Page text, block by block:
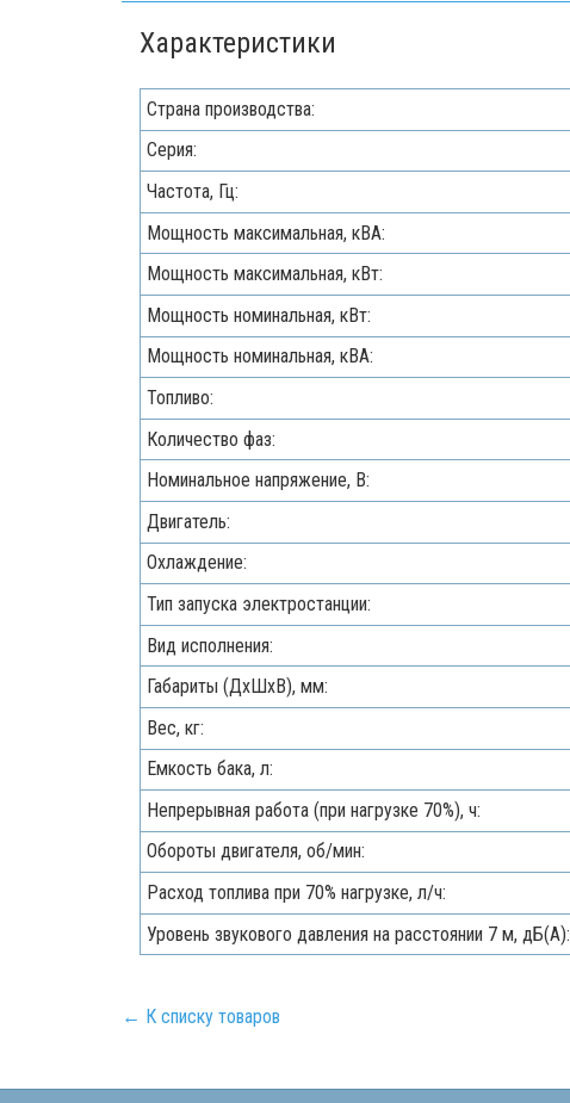
Характеристики
Страна производства:
Серия:
Частота, Гц:
Мощность максимальная, кВA:
Мощность максимальная, кВт:
Мощность номинальная, кВт:
Мощность номинальная, кВА:
Топливо:
Количество фаз:
Номинальное напряжение, В:
Двигатель:
Охлаждение:
Тип запуска электростанции:
Вид исполнения:
Габариты (ДхШхВ), мм:
Вес, кг:
Емкость бака, л:
Непрерывная работа (при нагрузке 70%), ч:
Обороты двигателя, об/мин:
Расход топлива при 70% нагрузке, л/ч:
Уровень звукового давления на расстоянии 7 м, дБ(A):
← К списку товаров